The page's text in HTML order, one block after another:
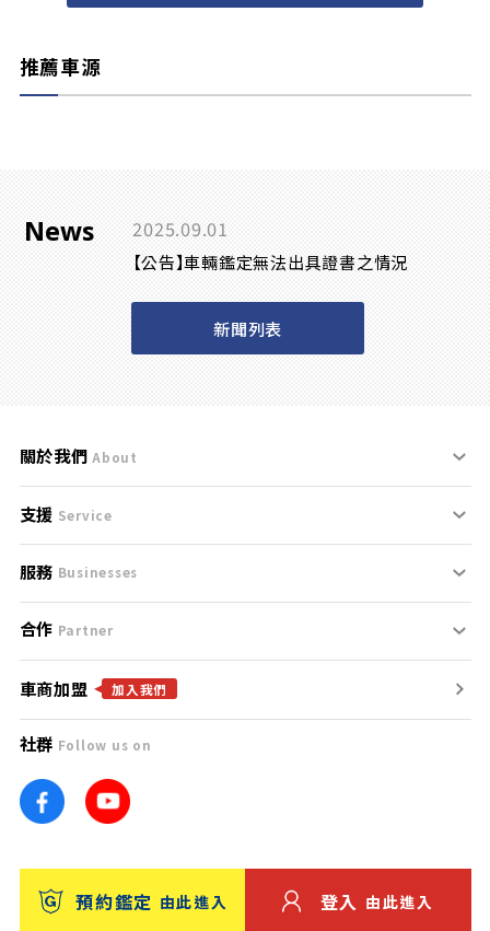
推薦車源
News 2025.09.01
【公告】車輛鑑定無法出具證書之情況
新聞列表
關於我們 About
刊登規範
服務條款
免責聲明
隱私權政策
團隊
車訊網
台灣優良中古車商大獎
支援 Service
支援中心
聯絡我們
服務 Businesses
什麼是Goo鑑定？
找好車
找好店
找海外車
消費者評價
合作 Partner
合作夥伴
廣告合作
車商加盟 加入我們
社群 Follow us on
預約鑑定 由此進入 登入 由此進入